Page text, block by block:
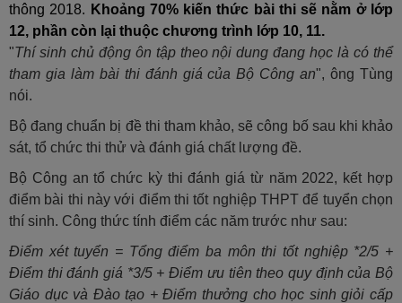
thông 2018. Khoảng 70% kiến thức bài thi sẽ nằm ở lớp
12, phần còn lại thuộc chương trình lớp 10, 11.
"Thí sinh chủ động ôn tập theo nội dung đang học là có thể
tham gia làm bài thi đánh giá của Bộ Công an", ông Tùng
nói.
Bộ đang chuẩn bị đề thi tham khảo, sẽ công bố sau khi khảo
sát, tổ chức thi thử và đánh giá chất lượng đề.
Bộ Công an tổ chức kỳ thi đánh giá từ năm 2022, kết hợp
điểm bài thi này với điểm thi tốt nghiệp THPT để tuyển chọn
thí sinh. Công thức tính điểm các năm trước như sau:
Điểm xét tuyển = Tổng điểm ba môn thi tốt nghiệp *2/5 +
Điểm thi đánh giá *3/5 + Điểm ưu tiên theo quy định của Bộ
Giáo dục và Đào tạo + Điểm thưởng cho học sinh giỏi cấp